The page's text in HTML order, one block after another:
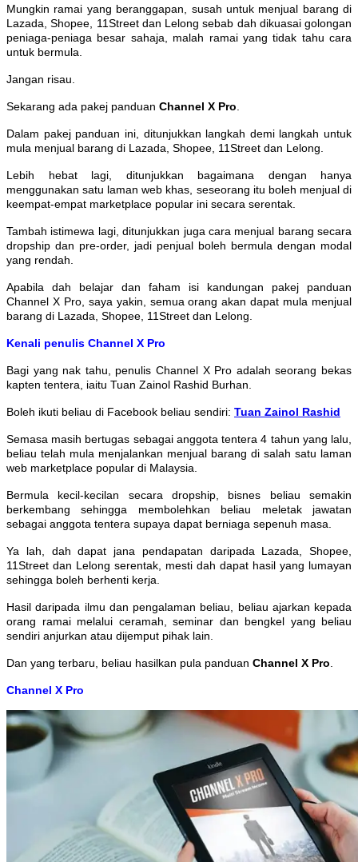
Mungkin ramai yang beranggapan, susah untuk menjual barang di
Lazada, Shopee, 11Street dan Lelong sebab dah dikuasai golongan
peniaga-peniaga besar sahaja, malah ramai yang tidak tahu cara
untuk bermula.
Jangan risau.
Sekarang ada pakej panduan Channel X Pro
Dalam pakej panduan ini, ditunjukkan langkah demi langkah untuk
mula menjual barang di Lazada, Shopee, 11Street dan Lelong.
Lebih hebat lagi, ditunjukkan bagaimana dengan hanya
menggunakan satu laman web khas, seseorang itu boleh menjual di
keempat-empat marketplace popular ini secara serentak.
Tambah istimewa lagi, ditunjukkan juga cara menjual barang secara
dropship dan pre-order, jadi penjual boleh bermula dengan modal
yang rendah.
Apabila dah belajar dan faham isi kandungan pakej panduan
Channel X Pro, saya yakin, semua orang akan dapat mula menjual
barang di Lazada, Shopee, 11Street dan Lelong.
Kenali penulis Channel X Pro
Bagi yang nak tahu, penulis Channel X Pro adalah seorang bekas
kapten tentera, iaitu Tuan Zainol Rashid Burhan.
Boleh ikuti beliau di Facebook beliau sendiri: Tuan Zainol Rashid
Semasa masih bertugas sebagai anggota tentera 4 tahun yang lalu,
beliau telah mula menjalankan menjual barang di salah satu laman
web marketplace popular di Malaysia.
Bermula kecil-kecilan secara dropship, bisnes beliau semakin
berkembang sehingga membolehkan beliau meletak jawatan
sebagai anggota tentera supaya dapat berniaga sepenuh masa.
Ya lah, dah dapat jana pendapatan daripada Lazada, Shopee,
11Street dan Lelong serentak, mesti dah dapat hasil yang lumayan
sehingga boleh berhenti kerja.
Hasil daripada ilmu dan pengalaman beliau, beliau ajarkan kepada
orang ramai melalui ceramah, seminar dan bengkel yang beliau
sendiri anjurkan atau dijemput pihak lain.
Dan yang terbaru, beliau hasilkan pula panduan Channel X Pro
Channel X Pro